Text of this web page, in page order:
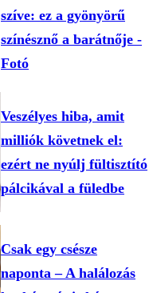
szíve: ez a gyönyörű
színésznő a barátnője -
Fotó
Veszélyes hiba, amit
milliók követnek el:
ezért ne nyúlj fültisztító
pálcikával a füledbe
Csak egy csésze
naponta – A halálozás